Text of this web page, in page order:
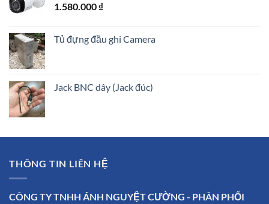
1.580.000 ₫
Tủ đựng đầu ghi Camera
Jack BNC dây (Jack đúc)
THÔNG TIN LIÊN HỆ
CÔNG TY TNHH ÁNH NGUYỆT CƯỜNG - PHÂN PHỐI